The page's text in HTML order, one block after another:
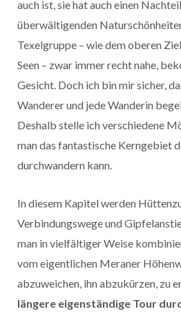
auch ist, sie hat auch einen
überwältigenden
Texelgruppe – wie dem oberen
Seen – zwar immer recht nahe,
Gesicht. Doch ich bin mir sicher,
Wanderer und jede Wanderin
Deshalb stelle ich verschiedene
man das fantastische Kerngebiet
durchwandern kann.
In diesem Kapitel werden
Verbindungswege und
man in vielfältiger Weise
vom eigentlichen Meraner
abzuweichen, ihn abzukürzen, zu
längere eigenständige Tour